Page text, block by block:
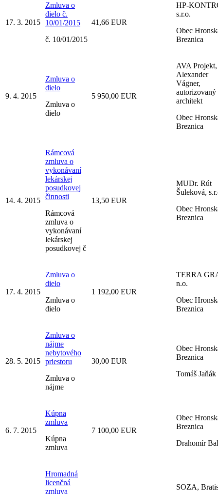
17. 3. 2015
Zmluva o
dielo č.
10/01/2015
č. 10/01/2015
41,66 EUR
HP-
s.r.o.
Obec
Breznica
9. 4. 2015
Zmluva o
dielo
Zmluva o
dielo
5 950,00 EUR
AVA
Alexander
Vágner,
autorizovaný
architekt
Obec
Breznica
14. 4. 2015
Rámcová
zmluva o
vykonávaní
lekárskej
posudkovej
činnosti
Rámcová
zmluva o
vykonávaní
lekárskej
posudkovej č
13,50 EUR
MUDr. Rút
Šuleková,
Obec
Breznica
17. 4. 2015
Zmluva o
dielo
Zmluva o
dielo
1 192,00 EUR
TERRA
n.o.
Obec
Breznica
28. 5. 2015
Zmluva o
nájme
nebytového
priestoru
Zmluva o
nájme
30,00 EUR
Obec
Breznica
Tomáš Jaňák
6. 7. 2015
Kúpna
zmluva
Kúpna
zmluva
7 100,00 EUR
Obec
Breznica
Drahomír
Hromadná
licenčná
zmluva
SOZA,